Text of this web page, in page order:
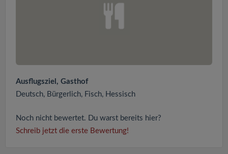
Ausflugsziel, Gasthof
Deutsch, Bürgerlich, Fisch, Hessisch
Noch nicht bewertet. Du warst bereits hier?
Schreib jetzt die erste Bewertung!